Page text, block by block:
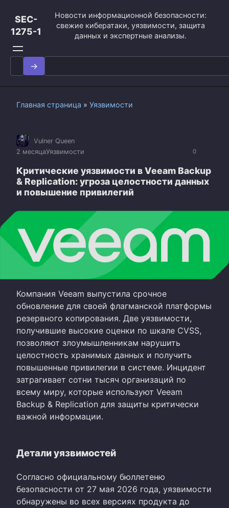
контенту
SEC-
1275-1
Новости информационной безопасности:
свежие кибератаки, уязвимости, защита
данных и экспертные анализы.
Search
for:
Главная страница » Уязвимости
0
Vulner Queen
2 месяцаУязвимости
Критические уязвимости в Veeam Backup
& Replication: угроза целостности данных
и повышение привилегий
Компания Veeam выпустила срочное
обновление для своей флагманской платформы
резервного копирования. Две уязвимости,
получившие высокие оценки по шкале CVSS,
позволяют злоумышленникам нарушить
целостность хранимых данных и получить
повышенные привилегии в системе. Инцидент
затрагивает сотни тысяч организаций по
всему миру, которые используют Veeam
Backup & Replication для защиты критически
важной информации.
Детали уязвимостей
Согласно официальному бюллетеню
безопасности от 27 мая 2026 года, уязвимости
обнаружены во всех версиях продукта до